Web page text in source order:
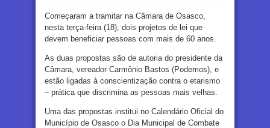
Começaram a tramitar na Câmara de Osasco,
nesta terça-feira (18), dois projetos de lei que
devem beneficiar pessoas com mais de 60 anos.
As duas propostas são de autoria do presidente da
Câmara, vereador Carmônio Bastos (Podemos), e
estão ligadas à conscientização contra o etarismo
– prática que discrimina as pessoas mais velhas.
Uma das propostas institui no Calendário Oficial do
Município de Osasco o Dia Municipal de Combate